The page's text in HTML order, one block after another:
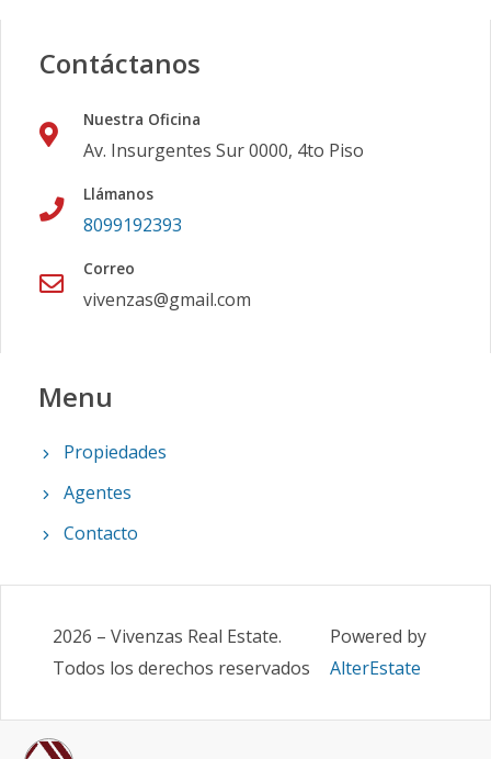
Contáctanos
Nuestra Oficina
Av. Insurgentes Sur 0000, 4to Piso
Llámanos
8099192393
Correo
vivenzas@gmail.com
Menu
Propiedades
Agentes
Contacto
2026 – Vivenzas Real Estate.
Todos los derechos reservados
Powered by
AlterEstate